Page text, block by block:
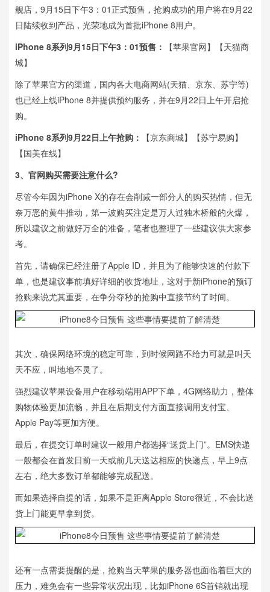
舰店，9月15日下午3：01正式预售，抢购成功的用户将在9月22
日陆续收到产品，光荣地成为首批iPhone 8用户。
iPhone 8系列9月15日下午3：01预售：
【苹果官网】【天猫商
城】
除了苹果官方的渠道，国内各大电商网站(天猫、京东、苏宁等)
也已经上线iPhone 8并提供预约服务，并在9月22日上午开启抢
购。
iPhone 8系列9月22日上午抢购：
【京东商城】【苏宁易购】
【国美在线】
3、官网购买需要注意什么?
尽管今年因为iPhone X的存在会削减一部分人的购买热情，但无
奈万恶的黄牛推动，第一波购买注定是万人过独木桥般的火爆，
所以建议之前做好万全的准备，笔者也整理了一些建议供大家参
考。
首先，请确保已经注册了Apple ID，并且为了能够快速的付款下
单，也是建议事前填好详细的收货地址，这对于新iPhone的预订
抢购来说尤其重要，在争分夺秒的抢购中直接节约了时间。
其次，确保网络环境的稳定可靠，到时候网路不给力可就是叫天
天不应，叫地地不灵了。
强烈建议苹果设备用户在移动端用APP下单，4G网络助力，整体
购物体验更加流畅，并且在后期支付方面直接调用支付宝、
Apple Pay等更加方便。
最后，在提交订单时建议一般用户都选择“送货上门”。EMS快递
一般都会在首发日前一天或前几天送达相应的快递点，早上9点
左右，绝大多数订单都能够完成配送。
而如果选择自提的话，如果不是距离Apple Store很近，不会比送
货上门能更早拿到货。
还有一点需要提醒的是，抢购当天苹果的服务器也面临着巨大的
压力，难免会有一些异常状况出现，比如iPhone 6S首销就出现